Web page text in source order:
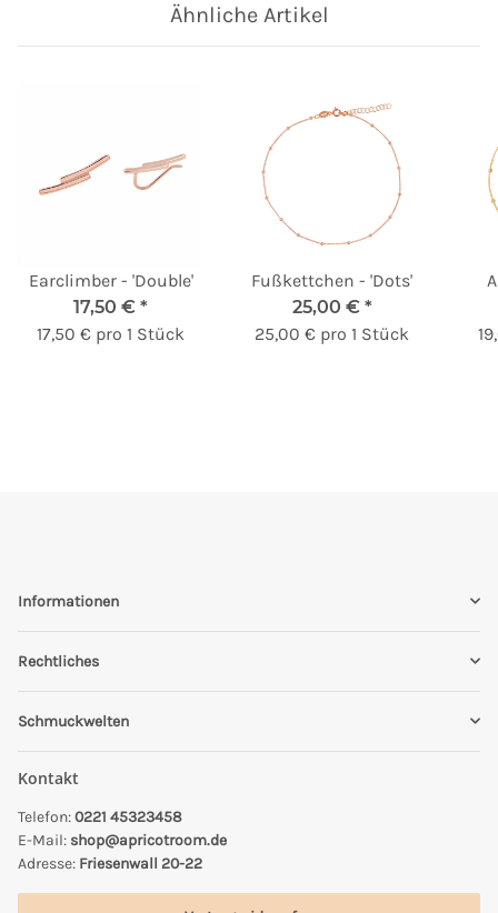
Ähnliche Artikel
Earclimber - 'Double'
17,50 € *
17,50 € pro 1 Stück
Fußkettchen - 'Dots'
25,00 € *
25,00 € pro 1 Stück
Informationen
Rechtliches
Schmuckwelten
Kontakt
Telefon:0221 45323458
E-Mail: shop@apricotroom.de
Adresse: Friesenwall 20-22